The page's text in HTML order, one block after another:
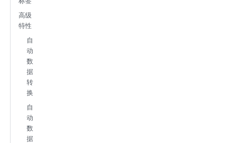
高级
特性
自
动
数
据
转
换
自
动
数
据